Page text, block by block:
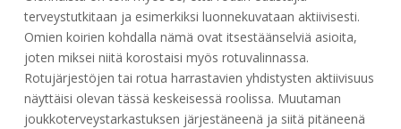
terveystutkitaan ja esimerkiksi luonnekuvataan aktiivisesti.
Omien koirien kohdalla nämä ovat itsestäänselviä asioita,
joten miksei niitä korostaisi myös rotuvalinnassa.
Rotujärjestöjen tai rotua harrastavien yhdistysten aktiivisuus
näyttäisi olevan tässä keskeisessä roolissa. Muutaman
joukkoterveystarkastuksen järjestäneenä ja siitä pitäneenä